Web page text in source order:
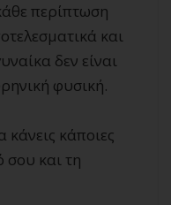
περίπτωση
και
δεν είναι
φυσική.
κάποιες
σου και τη